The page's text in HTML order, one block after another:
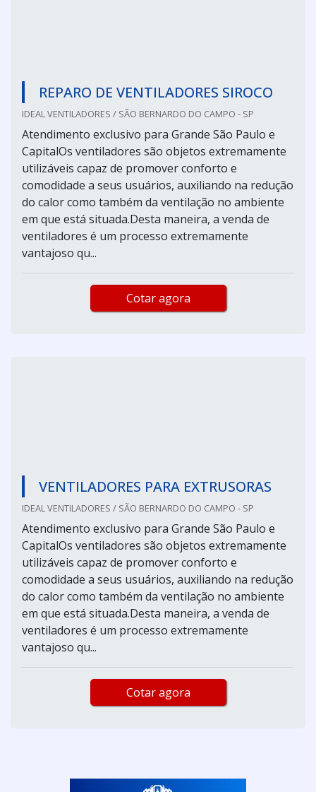
REPARO DE VENTILADORES SIROCO
IDEAL VENTILADORES / SÃO BERNARDO DO CAMPO - SP
Atendimento exclusivo para Grande São Paulo e
CapitalOs ventiladores são objetos extremamente
utilizáveis capaz de promover conforto e
comodidade a seus usuários, auxiliando na redução
do calor como também da ventilação no ambiente
em que está situada.Desta maneira, a venda de
ventiladores é um processo extremamente
vantajoso qu...
Cotar agora
VENTILADORES PARA EXTRUSORAS
IDEAL VENTILADORES / SÃO BERNARDO DO CAMPO - SP
Atendimento exclusivo para Grande São Paulo e
CapitalOs ventiladores são objetos extremamente
utilizáveis capaz de promover conforto e
comodidade a seus usuários, auxiliando na redução
do calor como também da ventilação no ambiente
em que está situada.Desta maneira, a venda de
ventiladores é um processo extremamente
vantajoso qu...
Cotar agora